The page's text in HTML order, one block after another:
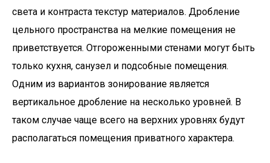
света и контраста текстур материалов. Дробление
цельного пространства на мелкие помещения не
приветствуется. Отгороженными стенами могут быть
только кухня, санузел и подсобные помещения.
Одним из вариантов зонирование является
вертикальное дробление на несколько уровней. В
таком случае чаще всего на верхних уровнях будут
располагаться помещения приватного характера.